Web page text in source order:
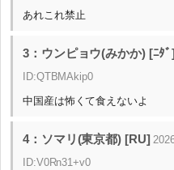
あれこれ禁止
3：ウンピョウ(みかか) [ﾆﾀ
ID:QTBMAkip0
中国産は怖くて食えないよ
4：ソマリ(東京都) [RU]
ID:V0Rn31+v0